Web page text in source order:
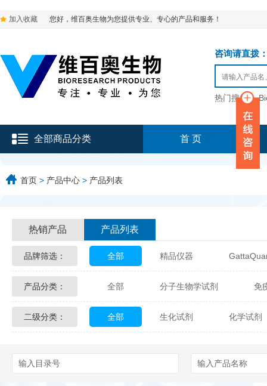
加入收藏 您好，维百奥生物为您提供专业、专心的产品和服务！
咨询请直拨
热门搜索：
全部商品分类 首 页
首页 > 产品中心 > 产品列表
热销产品 产品列表
品牌筛选： 全部 精品仪器
Glycon Biochem Sterlitech
Echelon Biosciences Verichem
产品分类： 全部 分子生物学试剂 免
化学及生物化学试剂 材料学试剂
二级分类： 全部 生化试剂 化学试剂